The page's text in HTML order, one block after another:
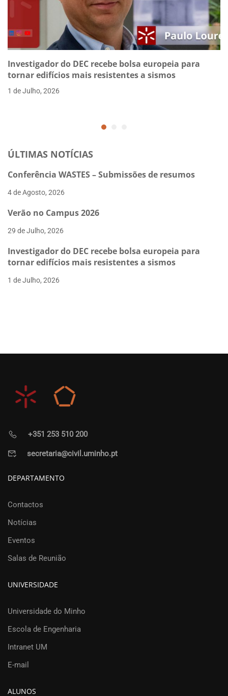
Investigador do DEC recebe bolsa europeia para
tornar edifícios mais resistentes a sismos
1 de Julho, 2026
ÚLTIMAS NOTÍCIAS
Conferência WASTES – Submissões de resumos
4 de Agosto, 2026
Verão no Campus 2026
29 de Julho, 2026
Investigador do DEC recebe bolsa europeia para
tornar edifícios mais resistentes a sismos
1 de Julho, 2026
+351 253 510 200
secretaria@civil.uminho.pt
DEPARTAMENTO
Contactos
Notícias
Eventos
Salas de Reunião
UNIVERSIDADE
Universidade do Minho
Escola de Engenharia
Intranet UM
E-mail
ALUNOS